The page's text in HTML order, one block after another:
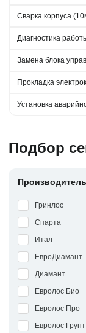
Сварка корпуса
Диагностика
Замена блока
Прокладка
Установка
Подбор
Производитель
Гринлос
Спарта
Итал
ЕвроДиамант
Диамант
Евролос Био
Евролос Про
Евролос Грунт